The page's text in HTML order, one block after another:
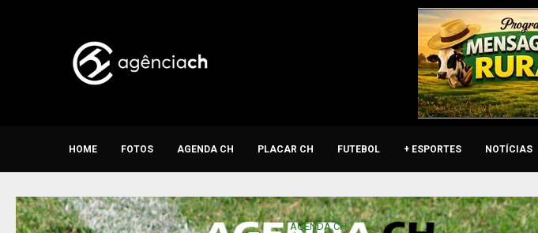
HOME FOTOS AGENDA CH PLACAR CH FUTEBOL + ESPORTES NOTÍCIAS
AGENDA CH